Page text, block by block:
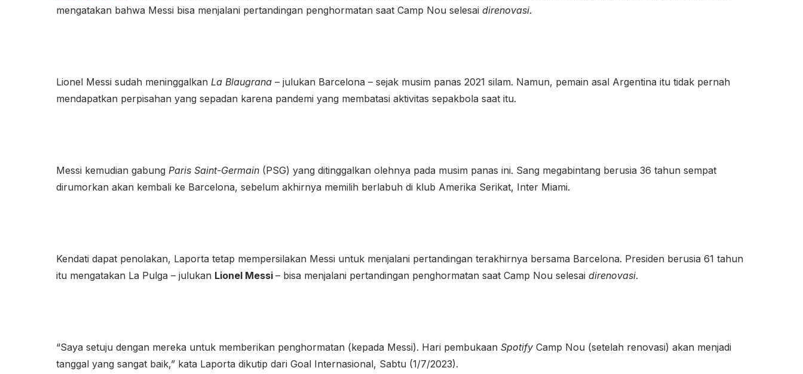
mengatakan bahwa Messi bisa menjalani pertandingan penghormatan saat Camp Nou selesai direnovasi.
Lionel Messi sudah meninggalkan La Blaugrana – julukan Barcelona – sejak musim panas 2021 silam. Namun, pemain asal Argentina itu tidak pernah
mendapatkan perpisahan yang sepadan karena pandemi yang membatasi aktivitas sepakbola saat itu.
Messi kemudian gabung Paris Saint-Germain (PSG) yang ditinggalkan olehnya pada musim panas ini. Sang megabintang berusia 36 tahun sempat
dirumorkan akan kembali ke Barcelona, sebelum akhirnya memilih berlabuh di klub Amerika Serikat, Inter Miami.
Kendati dapat penolakan, Laporta tetap mempersilakan Messi untuk menjalani pertandingan terakhirnya bersama Barcelona. Presiden berusia 61 tahun
itu mengatakan La Pulga – julukan Lionel Messi – bisa menjalani pertandingan penghormatan saat Camp Nou selesai direnovasi.
“Saya setuju dengan mereka untuk memberikan penghormatan (kepada Messi). Hari pembukaan Spotify Camp Nou (setelah renovasi) akan menjadi
tanggal yang sangat baik,” kata Laporta dikutip dari Goal Internasional, Sabtu (1/7/2023).